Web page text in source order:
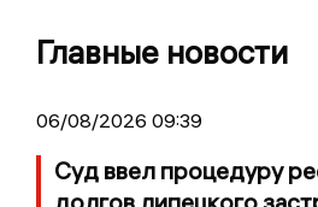
Главные новости
06/08/2026 09:39
Суд ввел процедуру